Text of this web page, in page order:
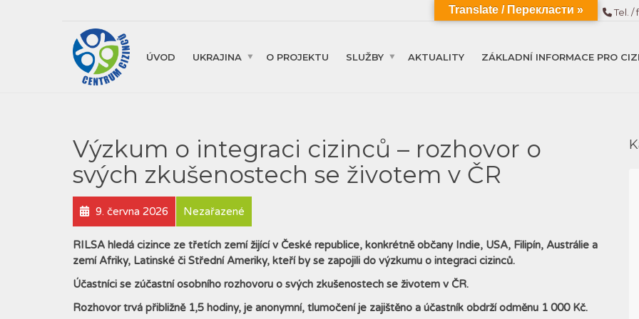
Tel. /
ÚVOD UKRAJINA O PROJEKTU SLUŽBY AKTUALITY ZÁKLADNÍ INFORMACE PRO
Výzkum o integraci cizinců – rozhovor o
svých zkušenostech se životem v ČR
9. června 2026 Nezařazené
RILSA hledá cizince ze třetích zemí žijící v České republice, konkrétně občany Indie, USA, Filipín, Austrálie a
zemí Afriky, Latinské či Střední Ameriky, kteří by se zapojili do výzkumu o integraci cizinců.
Účastníci se zúčastní osobního rozhovoru o svých zkušenostech se životem v ČR.
Rozhovor trvá přibližně 1,5 hodiny, je anonymní, tlumočení je zajištěno a účastník obdrží odměnu 1 000 Kč.
Translate / Перекласти »